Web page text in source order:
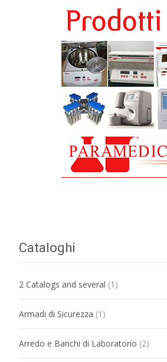
Cataloghi
2 Catalogs and several (1)
Armadi di Sicurezza (1)
Arredo e Banchi di Laboratorio (2)